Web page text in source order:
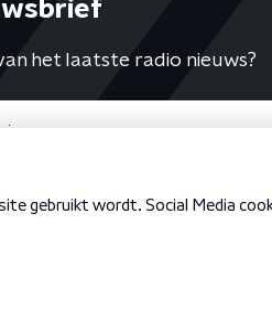
het laatste radio nieuws?